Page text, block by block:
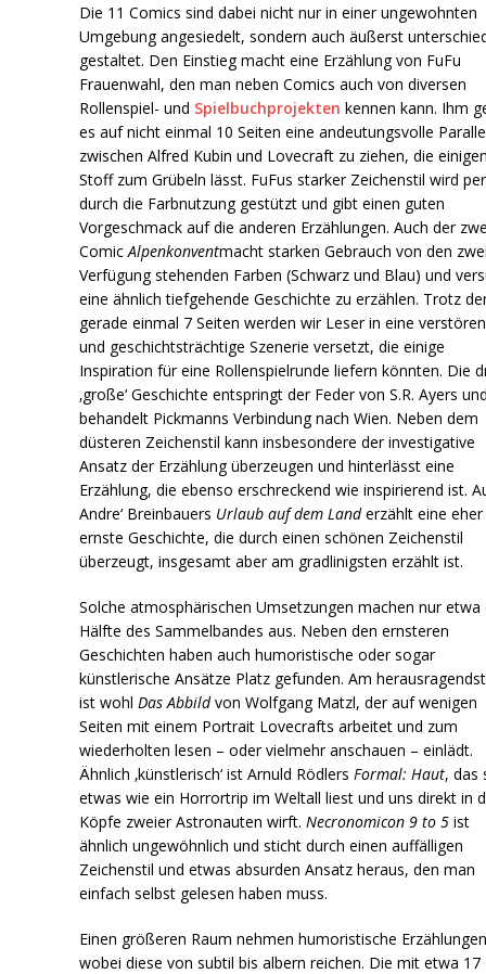
Die 11 Comics sind dabei nicht nur in einer ungewohnten
Umgebung angesiedelt, sondern auch äußerst
gestaltet. Den Einstieg macht eine Erzählung von FuFu
Frauenwahl, den man neben Comics auch von diversen
Rollenspiel- und Spielbuchprojekten kennen kann. Ihm
es auf nicht einmal 10 Seiten eine andeutungsvolle
zwischen Alfred Kubin und Lovecraft zu ziehen, die
Stoff zum Grübeln lässt. FuFus starker Zeichenstil wird
durch die Farbnutzung gestützt und gibt einen guten
Vorgeschmack auf die anderen Erzählungen. Auch der
ComicAlpenkonventmacht starken Gebrauch von den
Verfügung stehenden Farben (Schwarz und Blau) und
eine ähnlich tiefgehende Geschichte zu erzählen. Trotz
gerade einmal 7 Seiten werden wir Leser in eine
und geschichtsträchtige Szenerie versetzt, die einige
Inspiration für eine Rollenspielrunde liefern könnten. Die
‚große‘ Geschichte entspringt der Feder von S.R. Ayers
behandelt Pickmanns Verbindung nach Wien. Neben dem
düsteren Zeichenstil kann insbesondere der investigative
Ansatz der Erzählung überzeugen und hinterlässt eine
Erzählung, die ebenso erschreckend wie inspirierend ist.
Andre‘ Breinbauers Urlaub auf dem Landerzählt eine eher
ernste Geschichte, die durch einen schönen Zeichenstil
überzeugt, insgesamt aber am gradlinigsten erzählt ist.
Solche atmosphärischen Umsetzungen machen nur etwa
Hälfte des Sammelbandes aus. Neben den ernsteren
Geschichten haben auch humoristische oder sogar
künstlerische Ansätze Platz gefunden. Am
ist wohl Das Abbildvon Wolfgang Matzl, der auf wenigen
Seiten mit einem Portrait Lovecrafts arbeitet und zum
wiederholten lesen – oder vielmehr anschauen – einlädt.
Ähnlich ‚künstlerisch‘ ist Arnuld Rödlers Formal: Haut, das
etwas wie ein Horrortrip im Weltall liest und uns direkt in
Köpfe zweier Astronauten wirft.Necronomicon 9 to 5 ist
ähnlich ungewöhnlich und sticht durch einen auffälligen
Zeichenstil und etwas absurden Ansatz heraus, den man
einfach selbst gelesen haben muss.
Einen größeren Raum nehmen humoristische
wobei diese von subtil bis albern reichen. Die mit etwa 17